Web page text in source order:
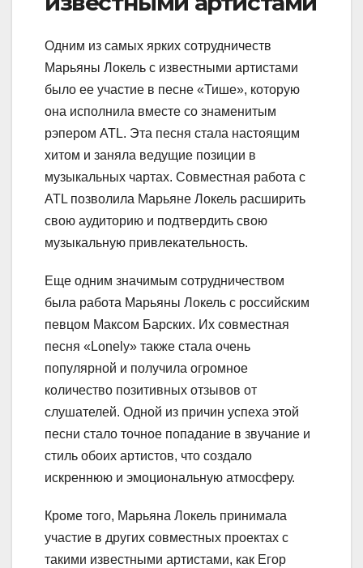
Одним из самых ярких сотрудничеств
Марьяны Локель с известными артистами
было ее участие в песне «Тише», которую
она исполнила вместе со знаменитым
рэпером ATL. Эта песня стала настоящим
хитом и заняла ведущие позиции в
музыкальных чартах. Совместная работа с
ATL позволила Марьяне Локель расширить
свою аудиторию и подтвердить свою
музыкальную привлекательность.
Еще одним значимым сотрудничеством
была работа Марьяны Локель с российским
певцом Максом Барских. Их совместная
песня «Lonely» также стала очень
популярной и получила огромное
количество позитивных отзывов от
слушателей. Одной из причин успеха этой
песни стало точное попадание в звучание и
стиль обоих артистов, что создало
искреннюю и эмоциональную атмосферу.
Кроме того, Марьяна Локель принимала
участие в других совместных проектах с
такими известными артистами, как Егор